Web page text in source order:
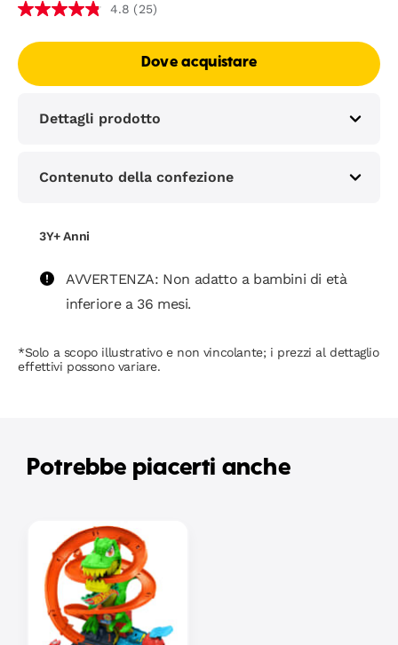
4.8 (25)
Dove acquistare
Dettagli prodotto
Contenuto della confezione
3Y+ Anni
AVVERTENZA: Non adatto a bambini di età
inferiore a 36 mesi.
*Solo a scopo illustrativo e non vincolante; i prezzi al dettaglio
effettivi possono variare.
Potrebbe piacerti anche